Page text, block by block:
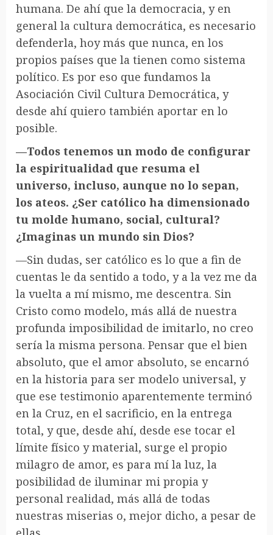
humana. De ahí que la democracia, y en
general la cultura democrática, es necesario
defenderla, hoy más que nunca, en los
propios países que la tienen como sistema
político. Es por eso que fundamos la
Asociación Civil Cultura Democrática, y
desde ahí quiero también aportar en lo
posible.
—Todos tenemos un modo de configurar
la espiritualidad que resuma el
universo, incluso, aunque no lo sepan,
los ateos. ¿Ser católico ha dimensionado
tu molde humano, social, cultural?
¿Imaginas un mundo sin Dios?
—Sin dudas, ser católico es lo que a fin de
cuentas le da sentido a todo, y a la vez me da
la vuelta a mí mismo, me descentra. Sin
Cristo como modelo, más allá de nuestra
profunda imposibilidad de imitarlo, no creo
sería la misma persona. Pensar que el bien
absoluto, que el amor absoluto, se encarnó
en la historia para ser modelo universal, y
que ese testimonio aparentemente terminó
en la Cruz, en el sacrificio, en la entrega
total, y que, desde ahí, desde ese tocar el
límite físico y material, surge el propio
milagro de amor, es para mí la luz, la
posibilidad de iluminar mi propia y
personal realidad, más allá de todas
nuestras miserias o, mejor dicho, a pesar de